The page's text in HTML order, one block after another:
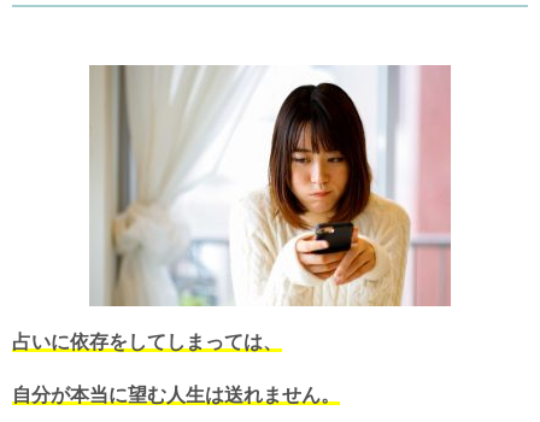
占いに依存をしてしまっては、
自分が本当に望む人生は送れません。